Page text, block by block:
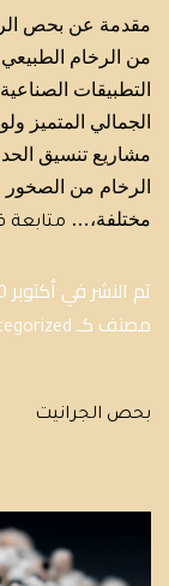
مقدمة عن بحص
من الرخام
التطبيقات
الجمالي المتميز
مشاريع تنسيق
الرخام من الصخور
مختلفة،… متابعة
تم النشر في أكتوبر 10, 2024
مصنف كـ
بحص الجرانيت